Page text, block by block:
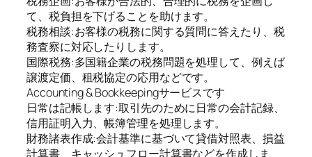
て、税負担を下げることを助けます。
税務相談:お客様の税務に関する質問に答えたり、税
務査察に対応したりします。
国際税務:多国籍企業の税務問題を処理して、例えば
譲渡定価、租税協定の応用などです。
Accounting & Bookkeepingサービスです
日常は記帳します:取引先のために日常の会計記録、
信用証明入力、帳簿管理を処理します。
財務諸表作成:会計基準に基づいて貸借対照表、損益
計算書、キャッシュフロー計算書などを作成しま